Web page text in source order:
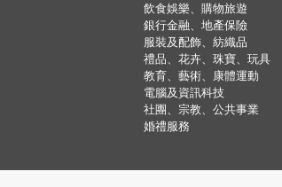
飲食娛樂、購物旅遊
銀行金融、地產保險
服裝及配飾、紡織品
禮品、花卉、珠寶、玩具
教育、藝術、康體運動
電腦及資訊科技
社團、宗教、公共事業
婚禮服務